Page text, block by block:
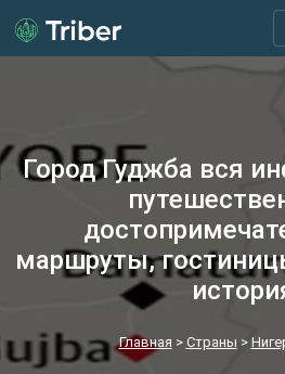
Город Гуджба вся
маршруты,
Главная > Страны >